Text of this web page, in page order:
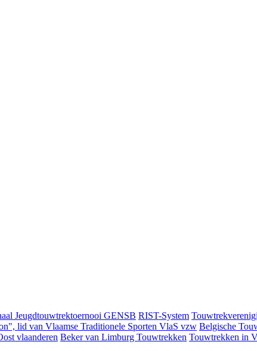
Jeugdtouwtrektoernooi GENSB RIST-System
lid van Vlaamse Traditionele Sporten VlaS vzw Belgische
vlaanderen Beker van Limburg Touwtrekken Touwtrekken in